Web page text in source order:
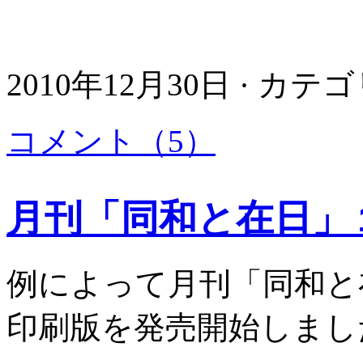
2010年12月30日 · カテ
コメント（5）
月刊「同和と在日
例によって月刊「同和
印刷版を発売開始しま